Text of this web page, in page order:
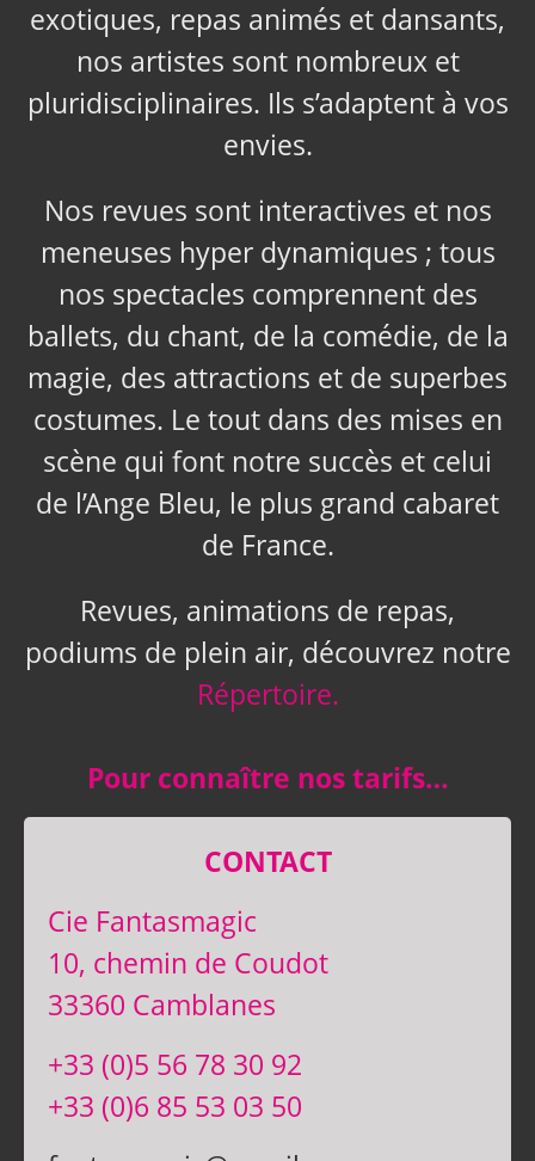
exotiques, repas animés et dansants,
nos artistes sont nombreux et
pluridisciplinaires. Ils s’adaptent à vos
envies.
Nos revues sont interactives et nos
meneuses hyper dynamiques ; tous
nos spectacles comprennent des
ballets, du chant, de la comédie, de la
magie, des attractions et de superbes
costumes. Le tout dans des mises en
scène qui font notre succès et celui
de l’Ange Bleu, le plus grand cabaret
de France.
Revues, animations de repas,
podiums de plein air, découvrez notre
Répertoire.
Pour connaître nos tarifs…
CONTACT
Cie Fantasmagic
10, chemin de Coudot
33360 Camblanes
+33 (0)5 56 78 30 92
+33 (0)6 85 53 03 50